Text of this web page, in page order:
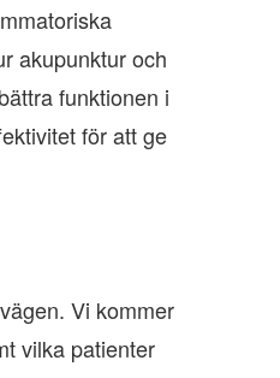
akupunktur och
funktionen i
för att ge
Vi kommer
vilka patienter